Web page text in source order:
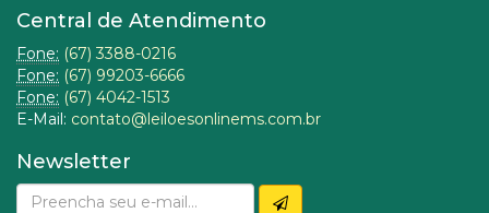
Central de Atendimento
Fone: (67) 3388-0216
Fone: (67) 99203-6666
Fone: (67) 4042-1513
E-Mail: contato@leiloesonlinems.com.br
Newsletter